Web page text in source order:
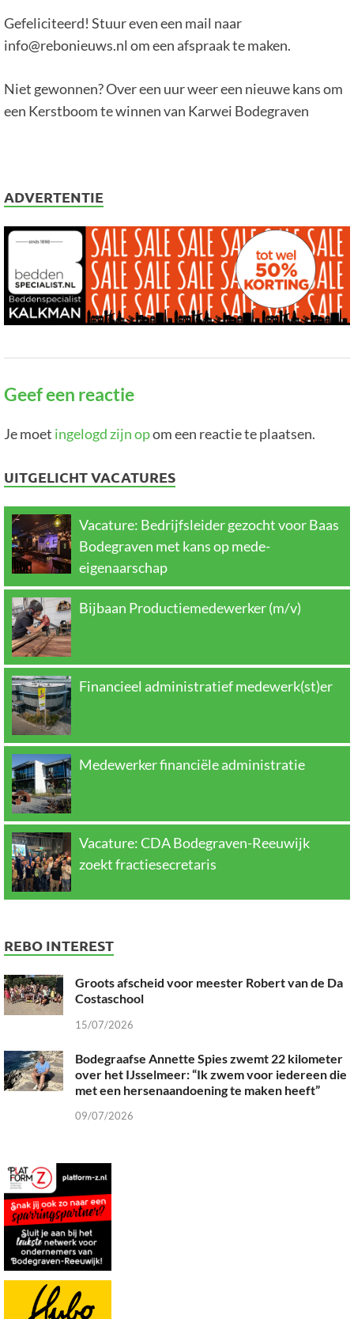
Gefeliciteerd! Stuur even een mail naar
info@rebonieuws.nl om een afspraak te maken.
Niet gewonnen? Over een uur weer een nieuwe kans om
een Kerstboom te winnen van Karwei Bodegraven
ADVERTENTIE
Geef een reactie
Je moet ingelogd zijn opom een reactie te plaatsen.
UITGELICHT VACATURES
Vacature: Bedrijfsleider gezocht voor Baas
Bodegraven met kans op mede-
eigenaarschap
Bijbaan Productiemedewerker (m/v)
Financieel administratief medewerk(st)er
Medewerker financiële administratie
Vacature: CDA Bodegraven-Reeuwijk
zoekt fractiesecretaris
REBO INTEREST
Groots afscheid voor meester Robert van de Da
Costaschool
15/07/2026
Bodegraafse Annette Spies zwemt 22 kilometer
over het IJsselmeer: “Ik zwem voor iedereen die
met een hersenaandoening te maken heeft”
09/07/2026